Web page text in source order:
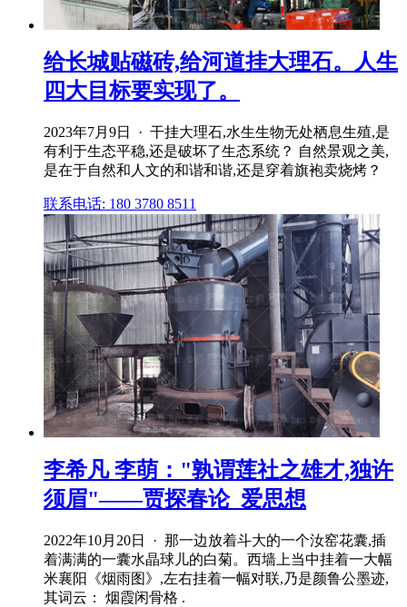
给长城贴磁砖,给河道挂大理石。人生
四大目标要实现了。
2023年7月9日 · 干挂大理石,水生生物无处栖息生殖,是
有利于生态平稳,还是破坏了生态系统？ 自然景观之美,
是在于自然和人文的和谐和谐,还是穿着旗袍卖烧烤？
联系电话: 180 3780 8511
李希凡 李萌："孰谓莲社之雄才,独许
须眉"——贾探春论_爱思想
2022年10月20日 · 那一边放着斗大的一个汝窑花囊,插
着满满的一囊水晶球儿的白菊。西墙上当中挂着一大幅
米襄阳《烟雨图》,左右挂着一幅对联,乃是颜鲁公墨迹,
其词云： 烟霞闲骨格 .